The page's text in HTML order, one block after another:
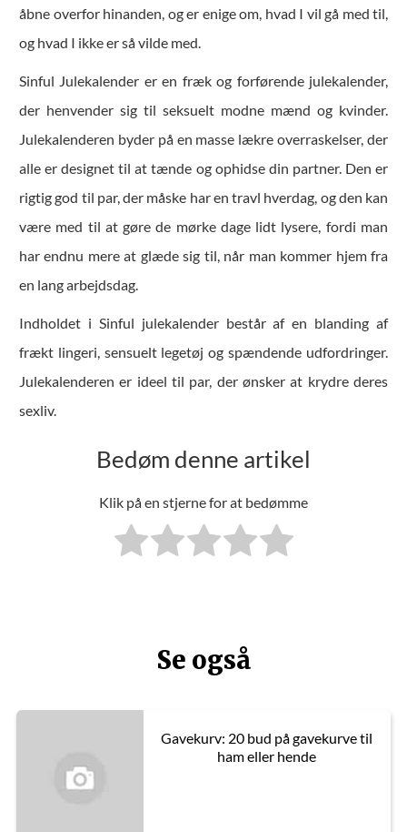
åbne overfor hinanden, og er enige om, hvad I vil gå med til,
og hvad I ikke er så vilde med.
Sinful Julekalender er en fræk og forførende julekalender,
der henvender sig til seksuelt modne mænd og kvinder.
Julekalenderen byder på en masse lækre overraskelser, der
alle er designet til at tænde og ophidse din partner. Den er
rigtig god til par, der måske har en travl hverdag, og den kan
være med til at gøre de mørke dage lidt lysere, fordi man
har endnu mere at glæde sig til, når man kommer hjem fra
en lang arbejdsdag.
Indholdet i Sinful julekalender består af en blanding af
frækt lingeri, sensuelt legetøj og spændende udfordringer.
Julekalenderen er ideel til par, der ønsker at krydre deres
sexliv.
Bedøm denne artikel
Klik på en stjerne for at bedømme
Se også
Gavekurv: 20 bud på gavekurve til
ham eller hende